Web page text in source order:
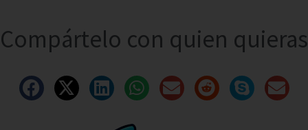
Compártelo con quien quieras